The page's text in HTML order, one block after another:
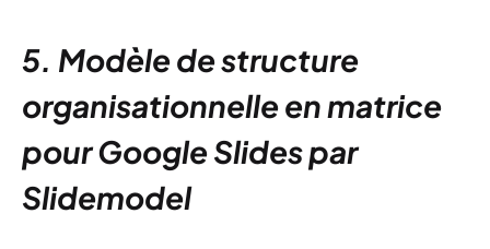
5. Modèle de structure
organisationnelle en matrice
pour Google Slides par
Slidemodel